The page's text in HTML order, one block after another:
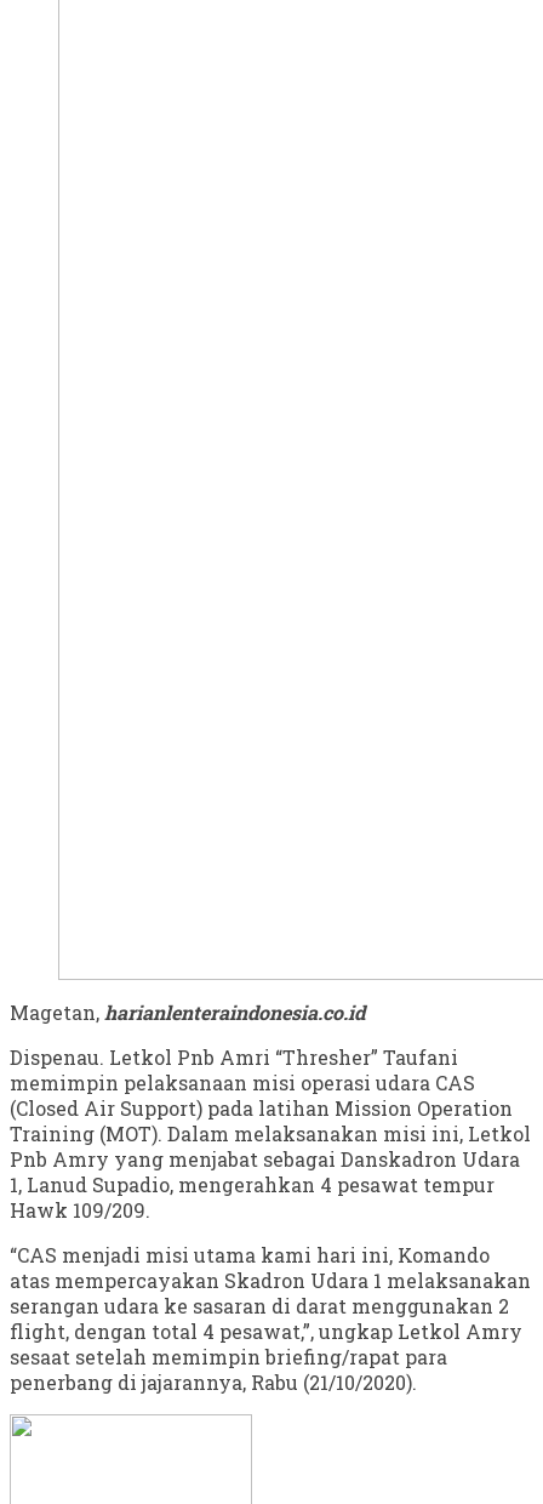
Magetan,harianlenteraindonesia.co.id
Dispenau. Letkol Pnb Amri “Thresher” Taufani
memimpin pelaksanaan misi operasi udara CAS
(Closed Air Support) pada latihan Mission Operation
Training (MOT). Dalam melaksanakan misi ini, Letkol
Pnb Amry yang menjabat sebagai Danskadron Udara
1, Lanud Supadio, mengerahkan 4 pesawat tempur
Hawk 109/209.
“CAS menjadi misi utama kami hari ini, Komando
atas mempercayakan Skadron Udara 1 melaksanakan
serangan udara ke sasaran di darat menggunakan 2
flight, dengan total 4 pesawat,”, ungkap Letkol Amry
sesaat setelah memimpin briefing/rapat para
penerbang di jajarannya, Rabu (21/10/2020).